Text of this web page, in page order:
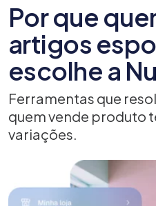
Por que
artigos
escolhe a
Ferramentas que
quem vende produto
variações.